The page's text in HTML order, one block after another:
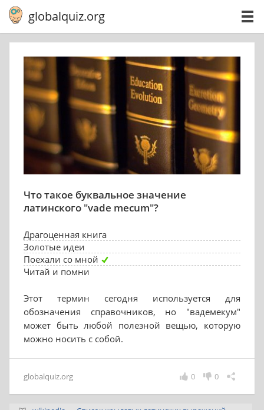
globalquiz.org
Что такое буквальное значение
латинского "vade mecum"?
Драгоценная книга
Золотые идеи
Поехали со мной
Читай и помни
Этот термин сегодня используется для
обозначения справочников, но "вадемекум"
может быть любой полезной вещью, которую
можно носить с собой.
globalquiz.org 0
0